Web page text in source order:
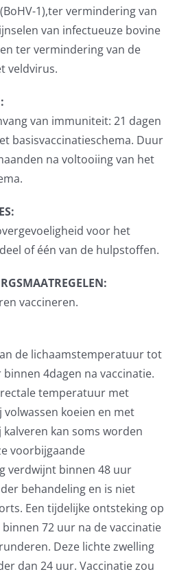
1),ter vermindering van
van infectueuze bovine
ter vermindering van de
veldvirus.
van immuniteit: 21 dagen
basisvaccinatieschema. Duur
na voltooiing van het
voor het
of één van de hulpstoffen.
vaccineren.
de lichaamstemperatuur tot
binnen 4dagen na vaccinatie.
temperatuur met
volwassen koeien en met
kalveren kan soms worden
voorbijgaande
verdwijnt binnen 48 uur
behandeling en is niet
Een tijdelijke ontsteking op
72 uur na de vaccinatie
Deze lichte zwelling
dan 24 uur. Vaccinatie zou